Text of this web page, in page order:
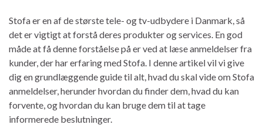
Stofa er en af de største tele- og tv-udbydere i Danmark, så
det er vigtigt at forstå deres produkter og services. En god
måde at få denne forståelse på er ved at læse anmeldelser fra
kunder, der har erfaring med Stofa. I denne artikel vil vi give
dig en grundlæggende guide til alt, hvad du skal vide om Stofa
anmeldelser, herunder hvordan du finder dem, hvad du kan
forvente, og hvordan du kan bruge dem til at tage
informerede beslutninger.